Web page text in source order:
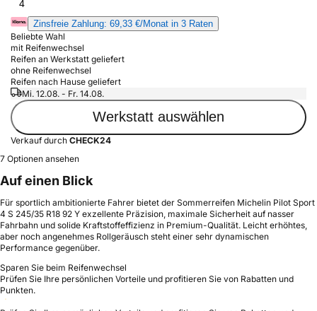
4
Zinsfreie Zahlung: 69,33 €/Monat in 3 Raten
Beliebte Wahl
mit Reifenwechsel
Reifen an Werkstatt geliefert
ohne Reifenwechsel
Reifen nach Hause geliefert
Mi. 12.08. - Fr. 14.08.
Werkstatt auswählen
Verkauf durch CHECK24
7 Optionen ansehen
Auf einen Blick
Für sportlich ambitionierte Fahrer bietet der Sommerreifen Michelin Pilot Sport
4 S 245/35 R18 92 Y exzellente Präzision, maximale Sicherheit auf nasser
Fahrbahn und solide Kraftstoffeffizienz in Premium-Qualität. Leicht erhöhtes,
aber noch angenehmes Rollgeräusch steht einer sehr dynamischen
Performance gegenüber.
Sparen Sie beim Reifenwechsel
Prüfen Sie Ihre persönlichen Vorteile und profitieren Sie von Rabatten und
Punkten.